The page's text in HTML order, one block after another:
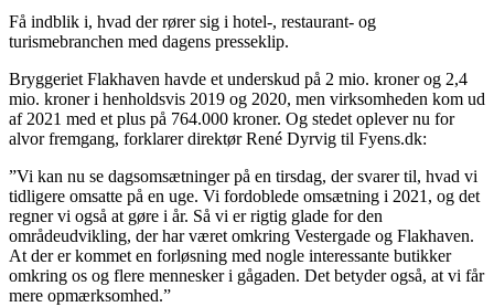
Få indblik i, hvad der rører sig i hotel-, restaurant- og
turismebranchen med dagens presseklip.
Bryggeriet Flakhaven havde et underskud på 2 mio. kroner og 2,4
mio. kroner i henholdsvis 2019 og 2020, men virksomheden kom ud
af 2021 med et plus på 764.000 kroner. Og stedet oplever nu for
alvor fremgang, forklarer direktør René Dyrvig til Fyens.dk:
”Vi kan nu se dagsomsætninger på en tirsdag, der svarer til, hvad vi
tidligere omsatte på en uge. Vi fordoblede omsætning i 2021, og det
regner vi også at gøre i år. Så vi er rigtig glade for den
områdeudvikling, der har været omkring Vestergade og Flakhaven.
At der er kommet en forløsning med nogle interessante butikker
omkring os og flere mennesker i gågaden. Det betyder også, at vi får
mere opmærksomhed.”